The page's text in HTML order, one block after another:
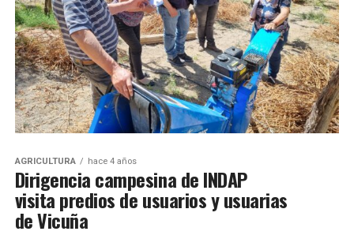
AGRICULTURA hace 4 años
Dirigencia campesina de INDAP
visita predios de usuarios y usuarias
de Vicuña